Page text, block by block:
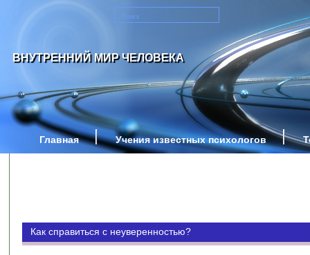
ВНУТРЕННИЙ МИР ЧЕЛОВЕКА
Главная Учения известных психологов
Как справиться с неуверенностью?